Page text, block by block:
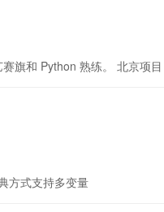
旗和 Python 熟练。 北京项
方式支持多变量